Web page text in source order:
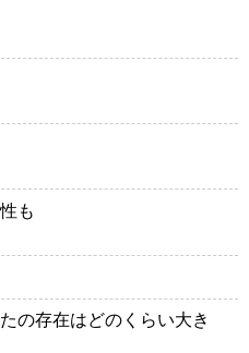
も
の存在はどのくらい大き